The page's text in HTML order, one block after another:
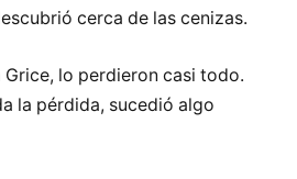
cerca de las cenizas.
Grice, lo perdieron casi todo.
la pérdida, sucedió algo